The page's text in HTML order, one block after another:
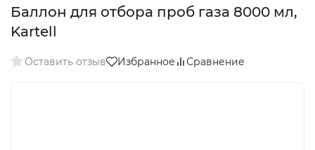
Баллон для отбора проб газа 8000 мл,
Kartell
Оставить отзыв Избранное Сравнение